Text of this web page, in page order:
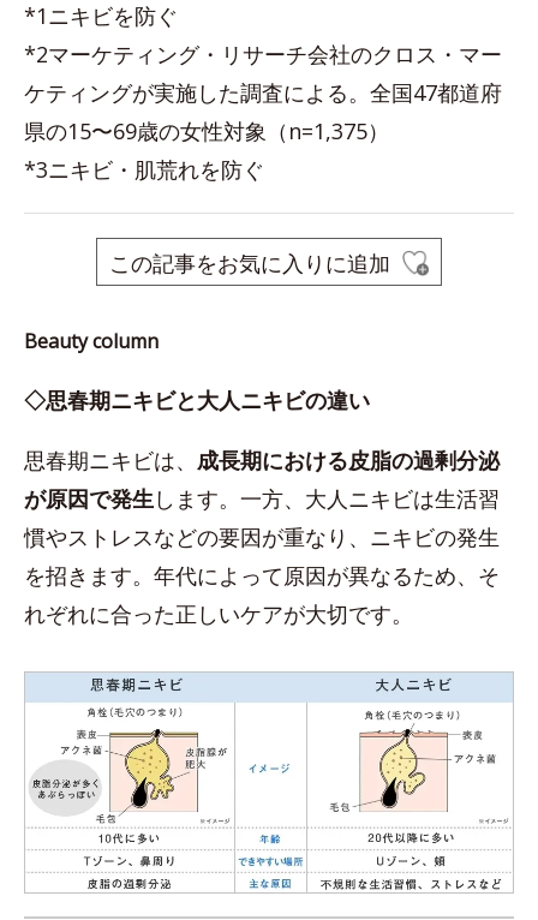
*1ニキビを防ぐ
*2マーケティング・リサーチ会社のクロス・マー
ケティングが実施した調査による。全国47都道府
県の15〜69歳の女性対象（n=1,375）
*3ニキビ・肌荒れを防ぐ
この記事をお気に入りに追加
Beauty column
◇思春期ニキビと大人ニキビの違い
思春期ニキビは、 成長期における皮脂の過剰分泌
が原因で発生します。一方、大人ニキビは生活習
慣やストレスなどの要因が重なり、ニキビの発生
を招きます。年代によって原因が異なるため、そ
れぞれに合った正しいケアが大切です。